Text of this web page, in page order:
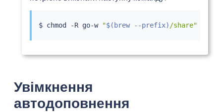
$ chmod -R go-w "$( brew --prefix)/share"
Увімкнення
автодоповнення